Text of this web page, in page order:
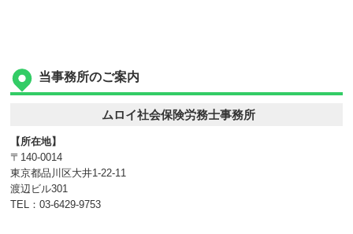
当事務所のご案内
ムロイ社会保険労務士事務所
【所在地】
〒140-0014
東京都品川区大井1-22-11
渡辺ビル301
TEL：03-6429-9753